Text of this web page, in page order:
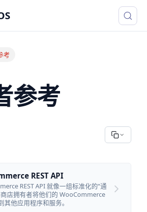
考
参考
REST API
REST API 就像一组标准化的“通
店拥有者将他们的 WooCommerce
其他应用程序和服务。